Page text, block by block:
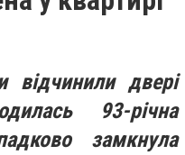
відчинили двері
93-річна
замкнула